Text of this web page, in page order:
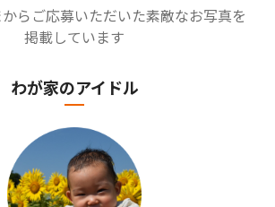
らご応募いただいた素敵なお写真を
掲載しています
わが家のアイドル